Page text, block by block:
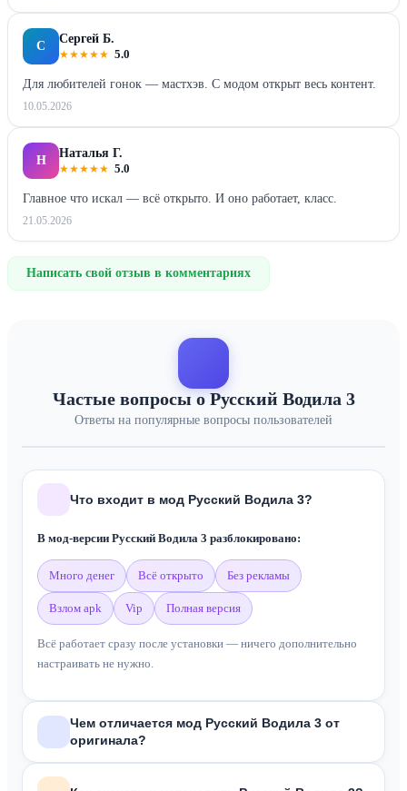
С
Сергей Б.
★★★★★ 5.0
Для любителей гонок — мастхэв. С модом открыт весь контент.
10.05.2026
Н
Наталья Г.
★★★★★ 5.0
Главное что искал — всё открыто. И оно работает, класс.
21.05.2026
Написать свой отзыв в комментариях
Частые вопросы о Русский Водила 3
Ответы на популярные вопросы пользователей
Что входит в мод Русский Водила 3?
В мод-версии Русский Водила 3 разблокировано:
много денег всё открыто без рекламы
взлом apk vip полная версия
Всё работает сразу после установки — ничего дополнительно
настраивать не нужно.
Чем отличается мод Русский Водила 3 от
оригинала?
В отличие от оригинальной версии из Google Play, мод